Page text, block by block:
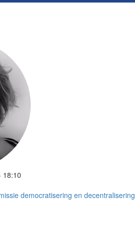
18:10
democratisering en decentralisering